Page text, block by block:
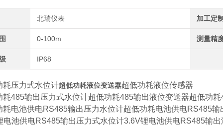
北瑞仪表 加工定
0-100m 测量精
IP68
压力式水位计超低功耗液位变送器超低功耗液位传感器
485输出压力式水位计超低功耗485输出液位变送器超低功耗
电池供电RS485输出压力水位计超低功耗电池供电RS485输
池供电RS485输出压力式水位计3.6V锂电池供电RS485输出